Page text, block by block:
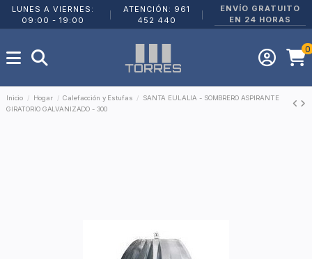
LUNES A VIERNES:
09:00 - 19:00
ATENCIÓN: 961
452 440
ENVÍO GRATUITO
EN 24 HORAS
0
Inicio Hogar Calefacción y Estufas
SANTA EULALIA - SOMBRERO ASPIRANTE
GIRATORIO GALVANIZADO - 300